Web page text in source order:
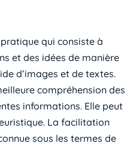
qui consiste à
et des idées de manière
d’images et de textes.
compréhension des
informations. Elle peut
La facilitation
sous les termes de